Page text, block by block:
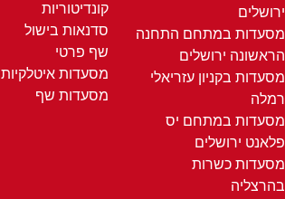
ירושלים
מסעדות במתחם התחנה
הראשונה ירושלים
מסעדות בקניון עזריאלי
רמלה
מסעדות במתחם יס
פלאנט ירושלים
מסעדות כשרות
בהרצליה
קונדיטוריות
סדנאות בישול
שף פרטי
מסעדות איטלקיות
מסעדות שף